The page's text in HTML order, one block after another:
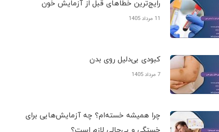
رایج‌ترین خطاهای قبل از آزمایش خون
11 مرداد 1405
کبودی‌ بی‌دلیل روی بدن
7 مرداد 1405
چرا همیشه خسته‌ام؟ چه آزمایش‌هایی برای